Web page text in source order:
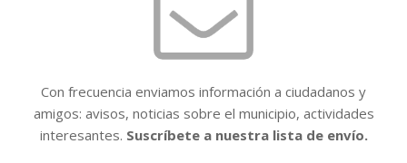
Con frecuencia enviamos información a ciudadanos y
amigos: avisos, noticias sobre el municipio, actividades
interesantes. Suscríbete a nuestra lista de envío.